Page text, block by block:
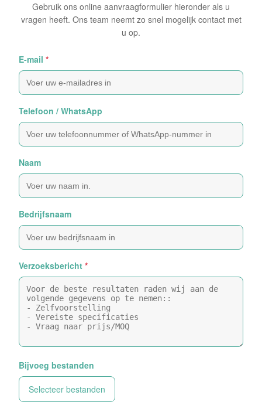
Gebruik ons online aanvraagformulier hieronder als u
vragen heeft. Ons team neemt zo snel mogelijk contact met
u op.
E-mail *
Telefoon / WhatsApp
Naam
Bedrijfsnaam
Verzoeksbericht *
Bijvoeg bestanden
Selecteer bestanden